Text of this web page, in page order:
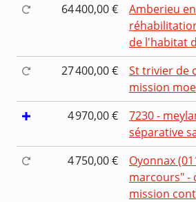
64 400,00 €
Amberieu
de l'habitat
27 400,00 €
St trivier de
mission moe
4 970,00 €
7230 -
séparative
4 750,00 €
Oyonnax
marcours" -
mission